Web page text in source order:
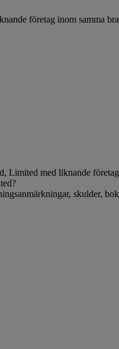
företag inom samma
Limited med liknande
skulder,